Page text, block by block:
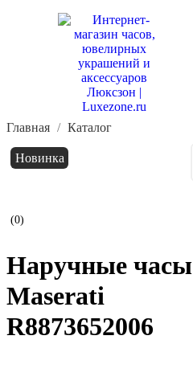
Главная Каталог
Новинка
(0)
Наручные часы
Maserati
R8873652006